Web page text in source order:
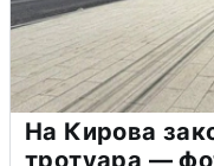
На Кирова
тротуара —